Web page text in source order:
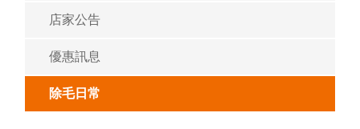
店家公告
優惠訊息
除毛日常